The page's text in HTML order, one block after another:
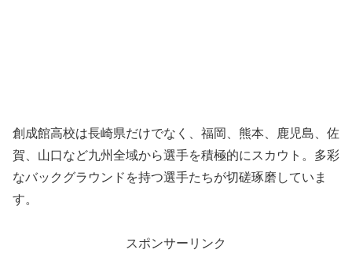
創成館高校は長崎県だけでなく、福岡、熊本、鹿児島、佐
賀、山口など九州全域から選手を積極的にスカウト。多彩
なバックグラウンドを持つ選手たちが切磋琢磨していま
す。
スポンサーリンク